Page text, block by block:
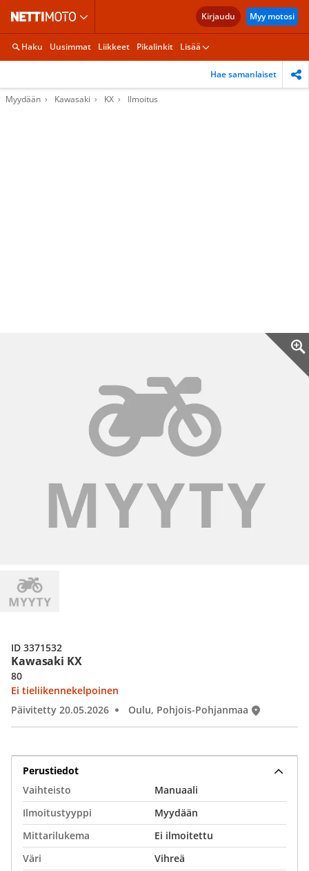
Kirjaudu Myy motosi
Haku Uusimmat Liikkeet Pikalinkit Lisää
Hae samanlaiset
Myydään Kawasaki KX Ilmoitus
Kawasaki KX
80
Ei tieliikennekelpoinen
Päivitetty 20.05.2026
Oulu, Pohjois-Pohjanmaa
ID 3371532
Perustiedot
Vaihteisto
Manuaali
Ilmoitustyyppi
Myydään
Mittarilukema
Ei ilmoitettu
Väri
Vihreä